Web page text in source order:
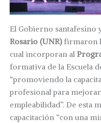
El Gobierno santafesino
Rosario (UNR)firmaron
cual incorporan al
formativa de la Escuela
“promoviendo la
profesional para
empleabilidad”. De esta
capacitación “con una